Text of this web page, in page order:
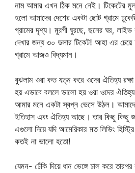
নাম আমার এখন ঠিক মনে নেই। টিকেটের
হলো আমাদের দেশের একটা ছোট গ্রামে
গ্রামের দৃশ্য। মুরগী ঘুরছে, ছনের ঘর,
দেখার জন্য ৩০ ডলার টিকেট! আহা এর
গ্রামে আজও বিদ্যমান।
বুঝলাম ওরা কত যত্ন করে ওদের ঐতিহ্য
হয় এভাবে বললে ভালো হয় ওরা ওদের
আমার মনে একটা স্বপ্ন ভেসে উঠল।
ইতিহাস এবং ঐতিহ্য আছে। তার কিছু কিছু
এগুলো দিয়ে যদি আমেরিকার মত লিভিং
কতই না ভালো হতো!
যেমন- ঢেঁকি দিয়ে ধান ভেঙ্গে চাল করে